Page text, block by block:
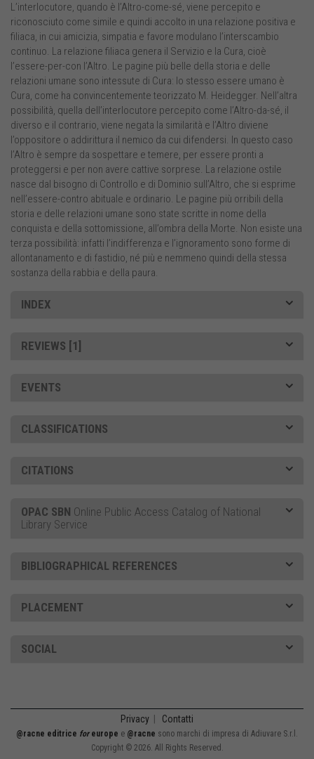
L’interlocutore, quando è l’Altro-come-sé, viene percepito e
riconosciuto come simile e quindi accolto in una relazione positiva e
filiaca, in cui amicizia, simpatia e favore modulano l’interscambio
continuo. La relazione filiaca genera il Servizio e la Cura, cioè
l’essere-per-con l’Altro. Le pagine più belle della storia e delle
relazioni umane sono intessute di Cura: lo stesso essere umano è
Cura, come ha convincentemente teorizzato M. Heidegger. Nell’altra
possibilità, quella dell’interlocutore percepito come l’Altro-da-sé, il
diverso e il contrario, viene negata la similarità e l’Altro diviene
l’oppositore o addirittura il nemico da cui difendersi. In questo caso
l’Altro è sempre da sospettare e temere, per essere pronti a
proteggersi e per non avere cattive sorprese. La relazione ostile
nasce dal bisogno di Controllo e di Dominio sull’Altro, che si esprime
nell’essere-contro abituale e ordinario. Le pagine più orribili della
storia e delle relazioni umane sono state scritte in nome della
conquista e della sottomissione, all’ombra della Morte. Non esiste una
terza possibilità: infatti l’indifferenza e l’ignoramento sono forme di
allontanamento e di fastidio, né più e nemmeno quindi della stessa
sostanza della rabbia e della paura.
INDEX
REVIEWS [1]
EVENTS
CLASSIFICATIONS
CITATIONS
OPAC SBN Online Public Access Catalog of National
Library Service
BIBLIOGRAPHICAL REFERENCES
PLACEMENT
SOCIAL
Privacy Contatti
@racne editrice foreurope e @racne sono marchi di impresa di Adiuvare S.r.l.
Copyright © 2026. All Rights Reserved.